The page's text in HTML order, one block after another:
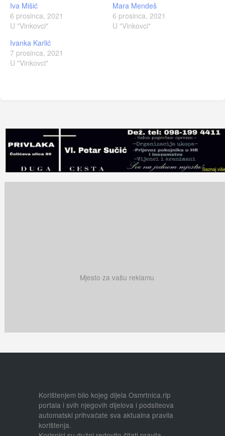
Iva Mišić
6 prosinca, 2021
U "Vinkovci"
Mara Mendeš
6 prosinca, 2021
U "Vinkovci"
Ivanka Karlić
7 prosinca, 2021
U "Vinkovci"
Mjesto za vašu reklamu
Korištenjem bilo kojeg dijela Osmrtnica.rip
portala i svih njegovih dijelova i podsiteova
automatski prihvaćate sva aktualna pravila
korištenja.